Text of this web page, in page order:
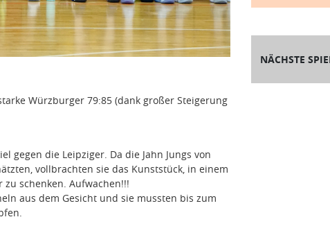
Würzburger 79:85 (dank großer Steigerung
gegen die Leipziger. Da die Jahn Jungs von
vollbrachten sie das Kunststück, in einem
schenken. Aufwachen!!!
aus dem Gesicht und sie mussten bis zum
NÄCHSTE